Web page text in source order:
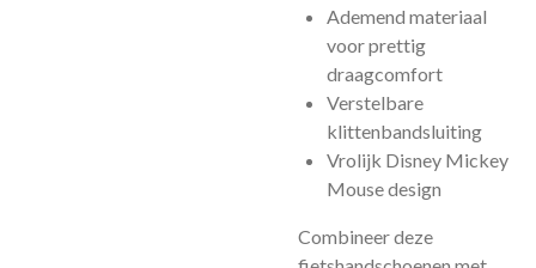
Ademend materiaal
voor prettig
draagcomfort
Verstelbare
klittenbandsluiting
Vrolijk Disney Mickey
Mouse design
Combineer deze